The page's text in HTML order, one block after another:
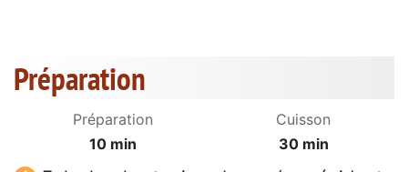
Préparation
Préparation
10 min
Cuisson
30 min